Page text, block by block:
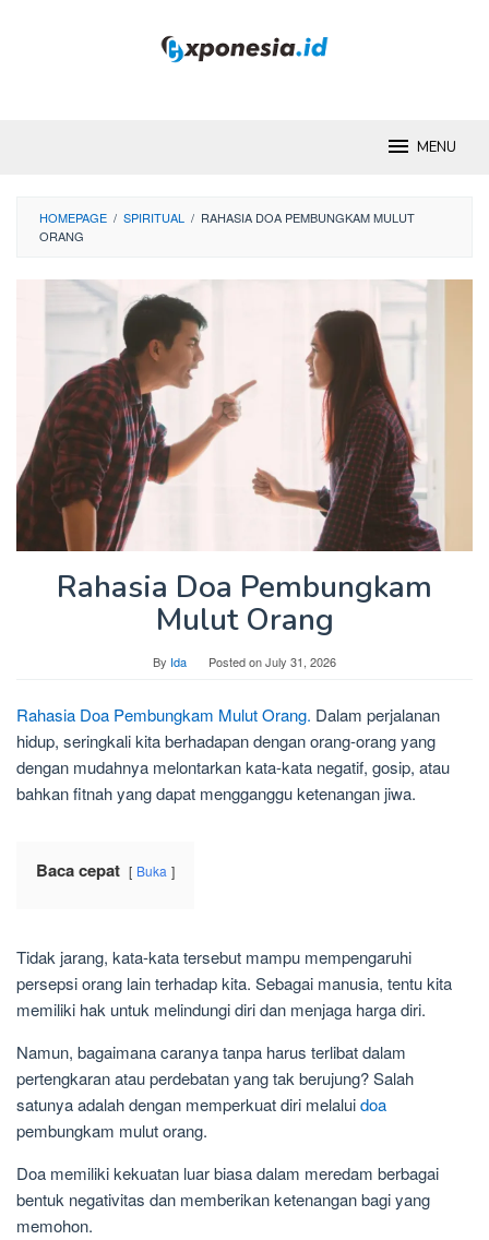
MENU
HOMEPAGE / SPIRITUAL / RAHASIA DOA PEMBUNGKAM MULUT
ORANG
Rahasia Doa Pembungkam
Mulut Orang
By Ida Posted onJuly 31, 2026
Rahasia Doa Pembungkam Mulut Orang. Dalam perjalanan
hidup, seringkali kita berhadapan dengan orang-orang yang
dengan mudahnya melontarkan kata-kata negatif, gosip, atau
bahkan fitnah yang dapat mengganggu ketenangan jiwa.
Baca cepat Buka
Tidak jarang, kata-kata tersebut mampu mempengaruhi
persepsi orang lain terhadap kita. Sebagai manusia, tentu kita
memiliki hak untuk melindungi diri dan menjaga harga diri.
Namun, bagaimana caranya tanpa harus terlibat dalam
pertengkaran atau perdebatan yang tak berujung? Salah
satunya adalah dengan memperkuat diri melaluidoa
pembungkam mulut orang.
Doa memiliki kekuatan luar biasa dalam meredam berbagai
bentuk negativitas dan memberikan ketenangan bagi yang
memohon.